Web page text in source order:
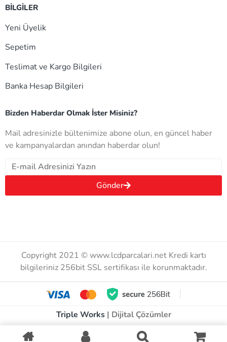
BİLGİLER
Yeni Üyelik
Sepetim
Teslimat ve Kargo Bilgileri
Banka Hesap Bilgileri
Bizden Haberdar Olmak İster Misiniz?
Mail adresinizle bültenimize abone olun, en güncel haber
ve kampanyalardan anından haberdar olun!
Gönder
Copyright 2021 © www.lcdparcalari.net Kredi kartı
bilgileriniz 256bit SSL sertifikası ile korunmaktadır.
Triple Works| Dijital Çözümler